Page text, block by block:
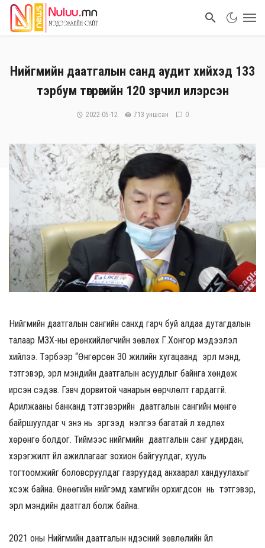
Нийгмийн даатгалын санд аудит хийхэд 133
тэрбум төгрөгийн 120 зөрчил илэрсэн
2022-05-12 713 уншсан 0
Нийгмийн даатгалын сангийн санхүүд гарч буй алдаа дутагдалын
талаар МЗХ-ны ерөнхийлөгчийн зөвлөх Г.Хонгор мэдээлэл
хийлээ. Тэрбээр “Өнгөрсөн 30 жилийн хугацаанд эрүүл мэнд,
тэтгэвэр, эрүүл мэндийн даатгалын асуудлыг байнга хөндөж
ирсэн сэдэв. Гэвч дорвитой чанарын өөрчлөлт гардаггүй.
Арилжааны банканд тэтгэвэрийн даатгалын сангийн мөнгө
байршуулдаг ч энэ нь эргээд үнэлгээ багатай үл хөдлөх
хөрөнгө болдог. Тиймээс нийгмийн даатгалын санг удирдан,
хэрэгжилт үйл ажиллагааг зохион байгуулдаг, хууль
тогтоомжийг боловсруулдаг газруудад анхаарал хандуулахыг
хүсэж байна. Өнөөгийн нийгэмд хамгийн орхигдсон нь тэтгэвэр,
эрүүл мэндийн даатгал болж байна.
2021 оны Нийгмийн даатгалын үндэсний зөвлөлийн үйл